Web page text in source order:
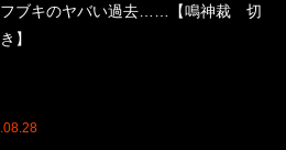
フブキのヤバい過去……【鳴神裁 切
】